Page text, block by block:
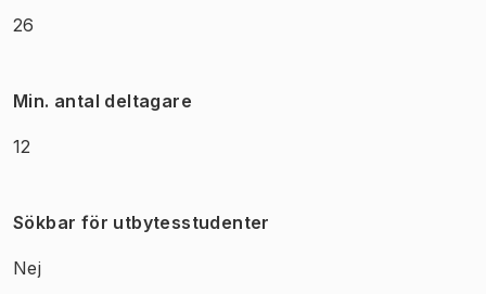
26
Min. antal deltagare
12
Sökbar för utbytesstudenter
Nej